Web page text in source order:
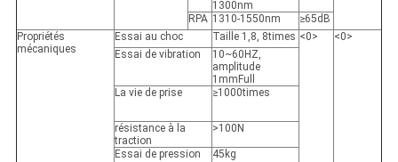
1300nm
RPA 1310-1550nm
≥65dB
Propriétés
mécaniques
Essai au choc Taille 1,8, 8times <0>
<0>
Essai de vibration
10~60HZ,
amplitude
1mmFull
La vie de prise
≥1000times
résistance à la
traction
>100N
Essai de pression
45kg